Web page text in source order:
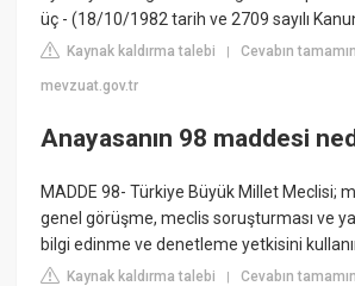
üç - (18/10/1982 tarih ve 2709 sayılı
Kaynak kaldırma talebi |Cevabın
mevzuat.gov.tr
Anayasanın 98 maddesi
MADDE 98- Türkiye Büyük Millet Meclisi;
genel görüşme, meclis soruşturması ve
bilgi edinme ve denetleme yetkisini
Kaynak kaldırma talebi |Cevabın